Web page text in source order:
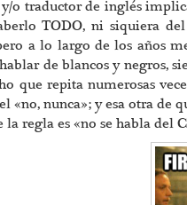
o traductor de inglés
TODO, ni siquiera
a lo largo de los años
de blancos y negros,
que repita numerosas
«no, nunca»; y esa otra de
la regla es «no se habla